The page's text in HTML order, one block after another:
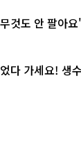
것도 안 팔아
다 가세요! 생